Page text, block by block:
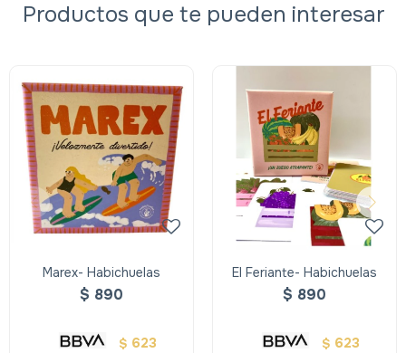
Productos que te pueden interesar
Marex- Habichuelas
$ 890
$ 623
El Feriante- Habichuelas
$ 890
$ 623